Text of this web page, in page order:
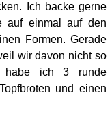
Ich backe gerne
auf einmal auf den
Formen. Gerade
wir davon nicht so
habe ich 3 runde
und einen